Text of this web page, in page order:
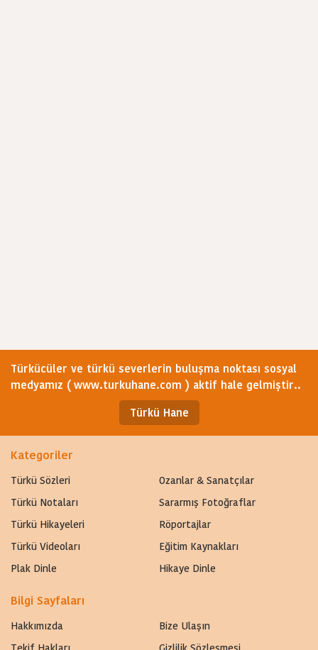
Türkücüler ve türkü severlerin buluşma noktası sosyal
medyamız ( www.turkuhane.com ) aktif hale gelmiştir..
Türkü Hane
Kategoriler
Türkü Sözleri
Ozanlar & Sanatçılar
Türkü Notaları
Sararmış Fotoğraflar
Türkü Hikayeleri
Röportajlar
Türkü Videoları
Eğitim Kaynakları
Plak Dinle
Hikaye Dinle
Bilgi Sayfaları
Hakkımızda
Bize Ulaşın